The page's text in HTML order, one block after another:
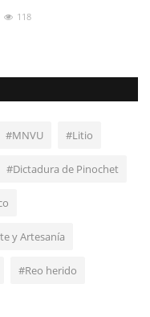
118
#MNVU #Litio
#Dictadura de Pinochet
y Artesanía
#Reo herido